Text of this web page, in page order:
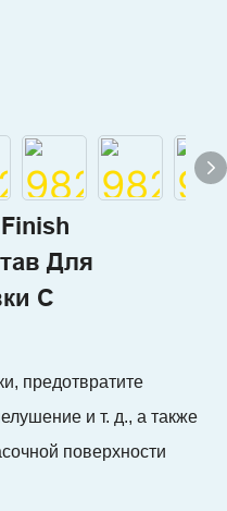
Для
С
предотвратите
и т. д., а также
поверхности